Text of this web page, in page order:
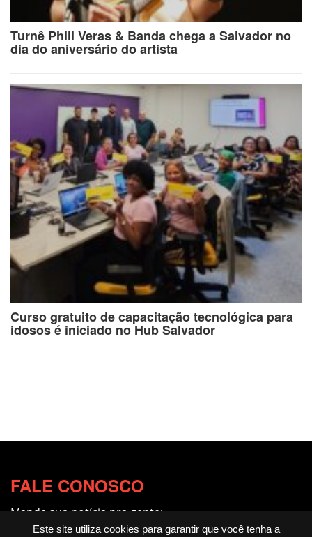
Este site utiliza cookies para garantir que você tenha a
Turnê Phill Veras & Banda chega a Salvador no
dia do aniversário do artista
Curso gratuito de capacitação tecnológica para
idosos é iniciado no Hub Salvador
FALE CONOSCO
Mande sua notícia pra gente:
redacao@fotocitando.com.br